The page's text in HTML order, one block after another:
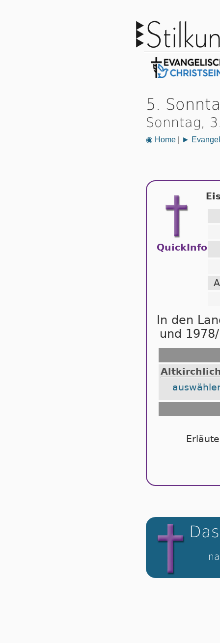
5.
Sonntag,
◉ Home| ►
QuickInfo
In den
und